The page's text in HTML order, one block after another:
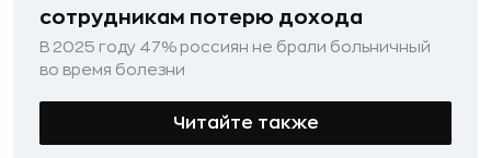
сотрудникам потерю дохода
В 2025 году 47% россиян не брали больничный
во время болезни
Читайте также